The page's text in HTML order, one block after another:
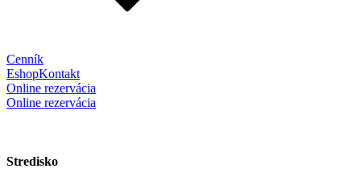
Cenník
EshopKontakt
Online rezervácia
Online rezervácia
Stredisko